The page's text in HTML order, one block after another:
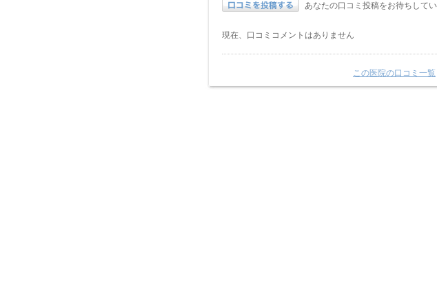
あなたの口コミ投稿をお待ちして
現在、口コミコメントはありません
この医院の口コミ一覧